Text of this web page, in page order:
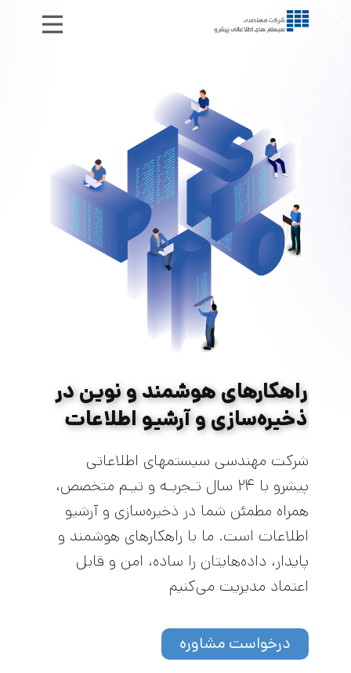
تماس با ما
راهکارهای هوشمند و نوین در
ذخیره‌سازی و آرشیو اطلاعات
شرکت مهندسی سیستمهای اطلاعاتی
پیشرو با​ ۲۴ سال تـجربـه و تیـم متخصص،
همراه مطمئن شما در ذخیره‌سازی و آرشیو
اطلاعات است. ما با راهکارهای هوشمند و
پایدار، داده‌هایتان را ساده، امن و قابل
اعتماد مدیریت می‌کنیم
درخواست مشاوره